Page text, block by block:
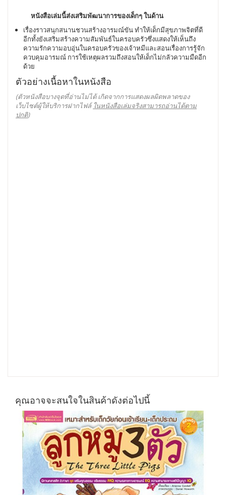
หนังสือเล่มนี้ส่งเสริมพัฒนาการของเด็กๆ ในด้าน
เรื่องราวสนุกสนานชวนสร้างอารมณ์ขัน ทำให้เด็กมีสุขภาพจิตที่ดี
อีกทั้งยังเสริมสร้างความสัมพันธ์ในครอบครัวซึ่งแสดงให้เห็นถึง
ความรักความอบอุ่นในครอบครัวของเจ้าหมีและสอนเรื่องการรู้จัก
ควบคุมอารมณ์ การใช้เหตุผลรวมถึงสอนให้เด็กไม่กลัวความมืดอีก
ด้วย
ตัวอย่างเนื้อหาในหนังสือ
(ตัวหนังสือบางจุดที่อ่านไม่ได้ เกิดจากการแสดงผลผิดพลาดของ
เว็บไซต์ผู้ให้บริการฝากไฟล์ ในหนังสือเล่มจริงสามารถอ่านได้ตาม
ปกติ)
คุณอาจจะสนใจในสินค้าดังต่อไปนี้